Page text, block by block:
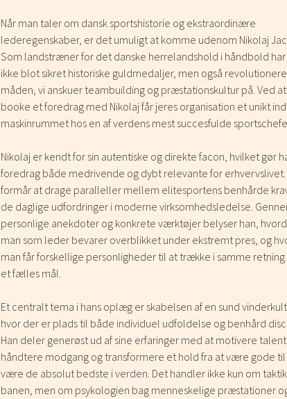
Når man taler om dansk sportshistorie og ekstraordinære
lederegenskaber, er det umuligt at komme udenom Nikolaj
Som landstræner for det danske herrelandshold i håndbold har
ikke blot sikret historiske guldmedaljer, men også
måden, vi anskuer teambuilding og præstationskultur på. Ved at
booke et foredrag med Nikolaj får jeres organisation et unikt
maskinrummet hos en af verdens mest succesfulde
Nikolaj er kendt for sin autentiske og direkte facon, hvilket gør
foredrag både medrivende og dybt relevante for erhvervslivet.
formår at drage paralleller mellem elitesportens benhårde
de daglige udfordringer i moderne virksomhedsledelse.
personlige anekdoter og konkrete værktøjer belyser han,
man som leder bevarer overblikket under ekstremt pres, og
man får forskellige personligheder til at trække i samme
et fælles mål.
Et centralt tema i hans oplæg er skabelsen af en sund
hvor der er plads til både individuel udfoldelse og benhård
Han deler generøst ud af sine erfaringer med at motivere
håndtere modgang og transformere et hold fra at være gode
være de absolut bedste i verden. Det handler ikke kun om
banen, men om psykologien bag menneskelige præstationer